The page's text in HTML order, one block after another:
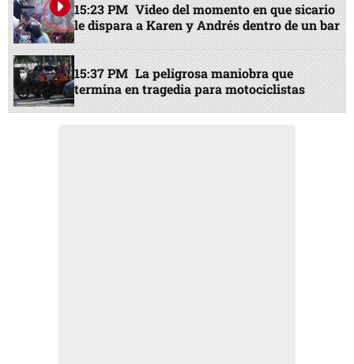
15:23 PM Video del momento en que sicario
le dispara a Karen y Andrés dentro de un bar
15:37 PM La peligrosa maniobra que
termina en tragedia para motociclistas